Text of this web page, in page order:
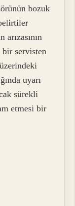
bozuk
bir servisten
uyarı
sürekli
etmesi bir